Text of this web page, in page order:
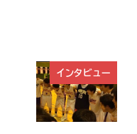
インタビュー